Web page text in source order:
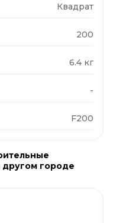
Квадрат
200
6.4 кг
-
F200
городе